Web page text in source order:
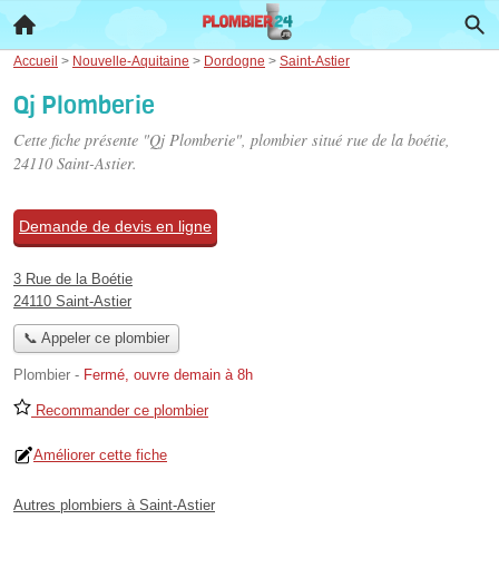
Accueil > Nouvelle-Aquitaine > Dordogne > Saint-Astier
Qj Plomberie
Cette fiche présente "Qj Plomberie", plombier situé rue de la boétie,
24110 Saint-Astier.
Demande de devis en ligne
3 Rue de la Boétie
24110 Saint-Astier
📞 Appeler ce plombier
Plombier - Fermé, ouvre demain à 8h
Recommander ce plombier
Améliorer cette fiche
Autres plombiers à Saint-Astier